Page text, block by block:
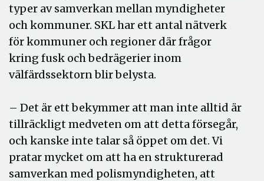
typer av samverkan mellan myndigheter
och kommuner. SKL har ett antal nätverk
för kommuner och regioner där frågor
kring fusk och bedrägerier inom
välfärdssektorn blir belysta.
– Det är ett bekymmer att man inte alltid är
tillräckligt medveten om att detta försegår,
och kanske inte talar så öppet om det. Vi
pratar mycket om att ha en strukturerad
samverkan med polismyndigheten, att